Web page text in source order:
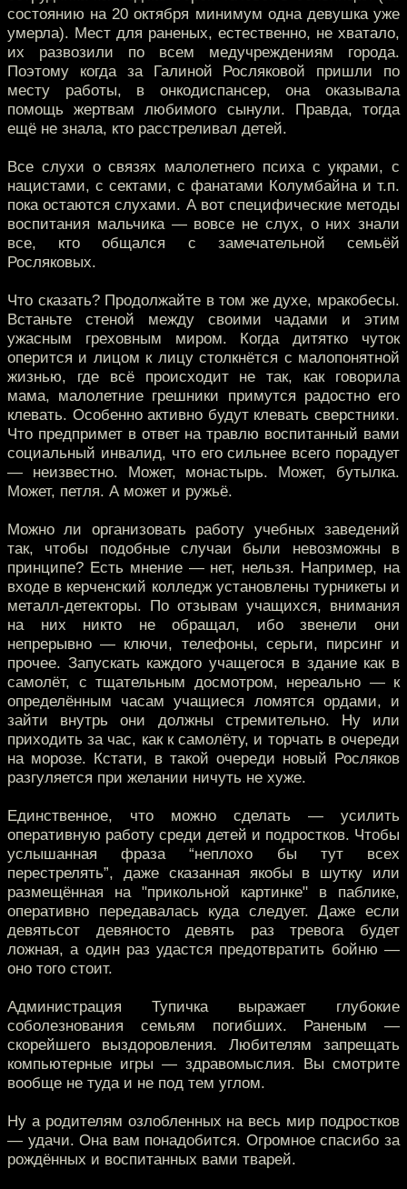
состоянию на 20 октября минимум одна девушка уже
умерла). Мест для раненых, естественно, не хватало,
их развозили по всем медучреждениям города.
Поэтому когда за Галиной Росляковой пришли по
месту работы, в онкодиспансер, она оказывала
помощь жертвам любимого сынули. Правда, тогда
ещё не знала, кто расстреливал детей.
Все слухи о связях малолетнего психа с украми, с
нацистами, с сектами, с фанатами Колумбайна и т.п.
пока остаются слухами. А вот специфические методы
воспитания мальчика — вовсе не слух, о них знали
все, кто общался с замечательной семьёй
Росляковых.
Что сказать? Продолжайте в том же духе, мракобесы.
Встаньте стеной между своими чадами и этим
ужасным греховным миром. Когда дитятко чуток
оперится и лицом к лицу столкнётся с малопонятной
жизнью, где всё происходит не так, как говорила
мама, малолетние грешники примутся радостно его
клевать. Особенно активно будут клевать сверстники.
Что предпримет в ответ на травлю воспитанный вами
социальный инвалид, что его сильнее всего порадует
— неизвестно. Может, монастырь. Может, бутылка.
Может, петля. А может и ружьё.
Можно ли организовать работу учебных заведений
так, чтобы подобные случаи были невозможны в
принципе? Есть мнение — нет, нельзя. Например, на
входе в керченский колледж установлены турникеты и
металл-детекторы. По отзывам учащихся, внимания
на них никто не обращал, ибо звенели они
непрерывно — ключи, телефоны, серьги, пирсинг и
прочее. Запускать каждого учащегося в здание как в
самолёт, с тщательным досмотром, нереально — к
определённым часам учащиеся ломятся ордами, и
зайти внутрь они должны стремительно. Ну или
приходить за час, как к самолёту, и торчать в очереди
на морозе. Кстати, в такой очереди новый Росляков
разгуляется при желании ничуть не хуже.
Единственное, что можно сделать — усилить
оперативную работу среди детей и подростков. Чтобы
услышанная фраза “неплохо бы тут всех
перестрелять”, даже сказанная якобы в шутку или
размещённая на "прикольной картинке" в паблике,
оперативно передавалась куда следует. Даже если
девятьсот девяносто девять раз тревога будет
ложная, а один раз удастся предотвратить бойню —
оно того стоит.
Администрация Тупичка выражает глубокие
соболезнования семьям погибших. Раненым —
скорейшего выздоровления. Любителям запрещать
компьютерные игры — здравомыслия. Вы смотрите
вообще не туда и не под тем углом.
Ну а родителям озлобленных на весь мир подростков
— удачи. Она вам понадобится. Огромное спасибо за
рождённых и воспитанных вами тварей.